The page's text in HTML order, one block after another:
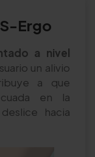
Ergo
a nivel
un alivio
a que
en la
hacia